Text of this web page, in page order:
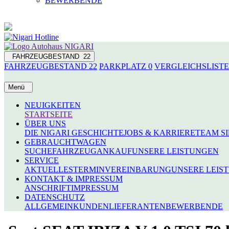
FAHRZEUGBESTAND 22
FAHRZEUGBESTAND 22 PARKPLATZ 0 VERGLEICHSLISTE
Menü
NEUIGKEITEN
STARTSEITE
ÜBER UNS
DIE NIGARI GESCHICHTEJOBS & KARRIERETEAM
GEBRAUCHTWAGEN
SUCHEFAHRZEUGANKAUFUNSERE LEISTUNGEN
SERVICE
AKTUELLESTERMINVEREINBARUNGUNSERE
KONTAKT & IMPRESSUM
ANSCHRIFTIMPRESSUM
DATENSCHUTZ
ALLGEMEINKUNDENLIEFERANTENBEWERBENDE